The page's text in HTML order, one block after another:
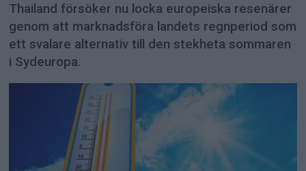
Thailand försöker nu locka europeiska resenärer
genom att marknadsföra landets regnperiod som
ett svalare alternativ till den stekheta sommaren
i Sydeuropa.